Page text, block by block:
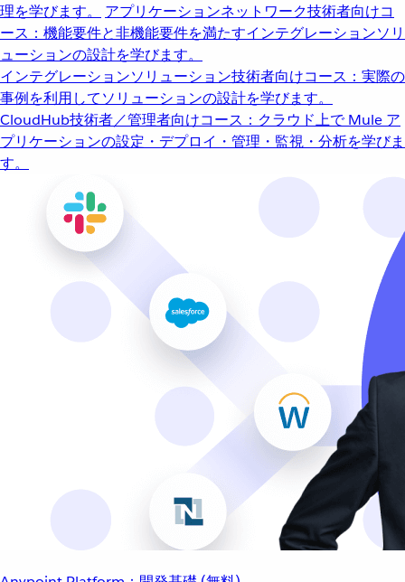
理を学びます。
アプリケーションネットワーク技術者向けコ
ース：機能要件と非機能要件を満たすインテグレーションソリ
ューションの設計を学びます。
インテグレーションソリューション技術者向けコース：実際の
事例を利用してソリューションの設計を学びます。
CloudHub技術者／管理者向けコース：クラウド上で Mule ア
プリケーションの設定・デプロイ・管理・監視・分析を学びま
す。